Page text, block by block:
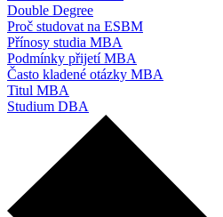
Double Degree
Proč studovat na ESBM
Přínosy studia MBA
Podmínky přijetí MBA
Často kladené otázky MBA
Titul MBA
Studium DBA